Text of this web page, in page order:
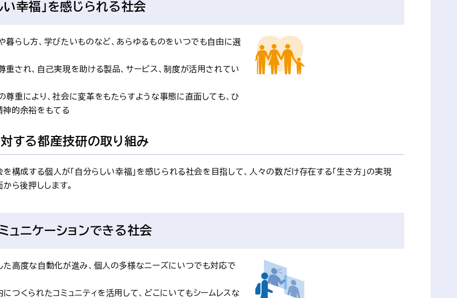
い幸福」を感じられる社会
暮らし方、学びたいものなど、あらゆるものをいつでも自由に選
重され、自己実現を助ける製品、サービス、制度が活用されてい
尊重により、社会に変革をもたらすような事態に直面しても、ひ
神的余裕をもてる
する都産技研の取り組み
構成する個人が「自分らしい幸福」を感じられる社会を目指して、人々の数だけ存在する「生き方」の実現
ら後押しします。
ュニケーションできる社会
た高度な自動化が進み、個人の多様なニーズにいつでも対応で
つくられたコミュニティを活用して、どこにいてもシームレスな